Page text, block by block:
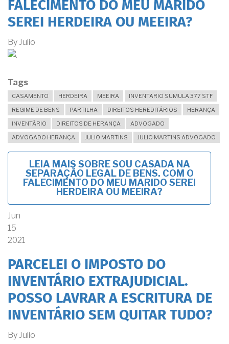
FALECIMENTO DO MEU MARIDO
SEREI HERDEIRA OU MEEIRA?
By Julio
Tags
CASAMENTO HERDEIRA MEEIRA
INVENTARIO SUMULA 377 STF
REGIME DE BENS
PARTILHA DIREITOS HEREDITÁRIOS
HERANÇA
INVENTÁRIO
DIREITOS DE HERANÇA
ADVOGADO
ADVOGADO HERANÇA
JULIO MARTINS JULIO MARTINS ADVOGADO
LEIA MAIS SOBRE SOU CASADA NA
SEPARAÇÃO LEGAL DE BENS. COM O
FALECIMENTO DO MEU MARIDO SEREI
HERDEIRA OU MEEIRA?
Jun
15
2021
PARCELEI O IMPOSTO DO
INVENTÁRIO EXTRAJUDICIAL.
POSSO LAVRAR A ESCRITURA DE
INVENTÁRIO SEM QUITAR TUDO?
By Julio